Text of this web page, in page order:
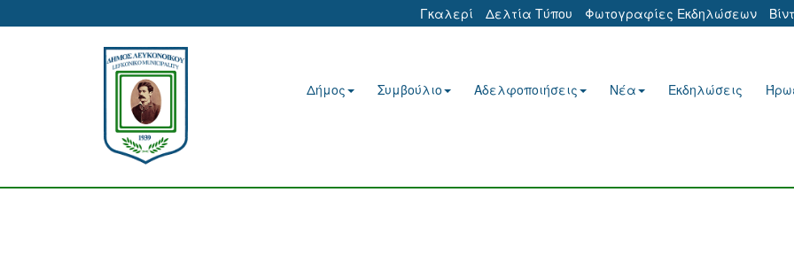
Γκαλερί Δελτία Τύπου Φωτογραφίες Εκδηλώσεων
Δήμος Συμβούλιο Αδελφοποιήσεις Νέα Εκδηλώσεις